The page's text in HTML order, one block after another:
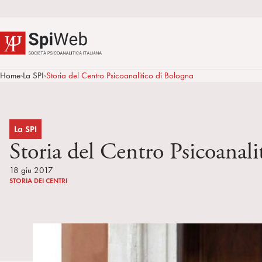
Home>La SPI>Storia del Centro Psicoanalitico di Bologna
La SPI
Storia del Centro
18 giu 2017
STORIA DEI CENTRI